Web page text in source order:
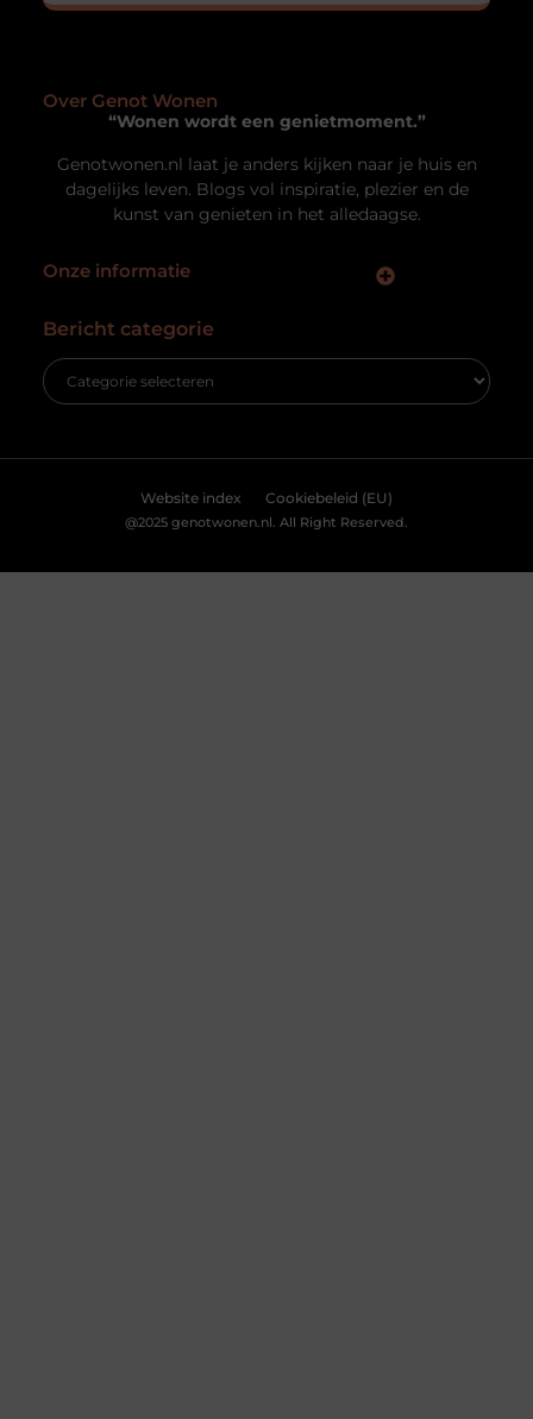
Over Genot Wonen
“Wonen wordt een genietmoment.”
Genotwonen.nl laat je anders kijken naar je huis en
dagelijks leven. Blogs vol inspiratie, plezier en de
kunst van genieten in het alledaagse.
Onze informatie
Bericht categorie
@2025 genotwonen.nl. All Right Reserved.
Website index Cookiebeleid (EU)